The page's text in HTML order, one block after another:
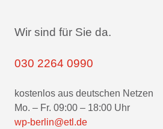
Wir sind für Sie da.
030 2264 0990
kostenlos aus deutschen Netzen
Mo. – Fr. 09:00 – 18:00 Uhr
wp-berlin@etl.de